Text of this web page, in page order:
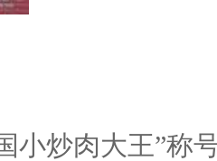
小炒肉大王”称